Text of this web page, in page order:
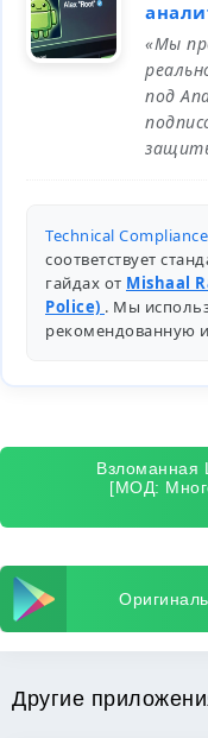
«Мы
под
Technical
соответствует
гайдах от Mishaal
Police) . Мы
рекомендованную
Взломанная
[МОД:
Другие